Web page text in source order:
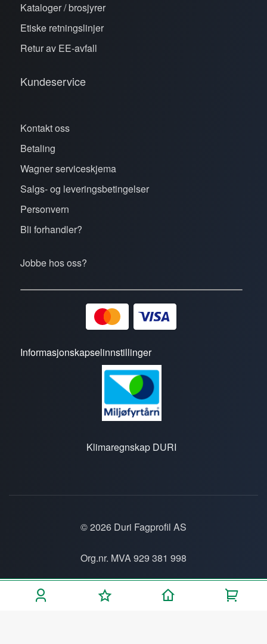
Kataloger / brosjyrer
Etiske retningslinjer
Retur av EE-avfall
Kundeservice
Kontakt oss
Betaling
Wagner serviceskjema
Salgs- og leveringsbetingelser
Personvern
Bli forhandler?
Jobbe hos oss?
Informasjonskapselinnstillinger
Klimaregnskap DURI
© 2026 Duri Fagprofil AS
Org.nr. MVA 929 381 998
Personvern